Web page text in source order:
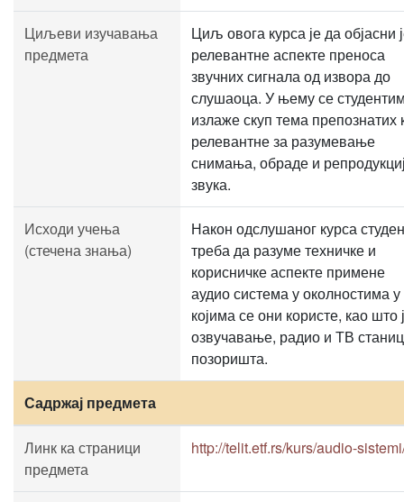
Циљеви изучавања
предмета
Циљ овога курса је да објасни
релевантне аспекте преноса
звучних сигнала од извора до
слушаоца. У њему се
излаже скуп тема препознатих
релевантне за разумевање
снимања, обраде и
звука.
Исходи учења
(стечена знања)
Након одслушаног курса
треба да разуме техничке и
корисничке аспекте примене
аудио система у околностима у
којима се они користе, као што
озвучавање, радио и ТВ
позоришта.
Садржај предмета
Линк ка страници
предмета
http://telit.etf.rs/kurs/audio-